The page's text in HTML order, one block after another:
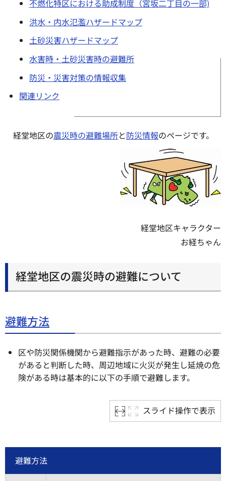
不燃化特区における助成制度（宮坂二丁目の一部)
洪水・内水氾濫ハザードマップ
土砂災害ハザードマップ
水害時・土砂災害時の避難所
防災・災害対策の情報収集
関連リンク
経堂地区の震災時の避難場所と防災情報のページです。
経堂地区キャラクター
お経ちゃん
経堂地区の震災時の避難について
避難方法
区や防災関係機関から避難指示があった時、避難の必要
があると判断した時、周辺地域に火災が発生し延焼の危
険がある時は基本的に以下の手順で避難します。
スライド操作で表示
避難方法